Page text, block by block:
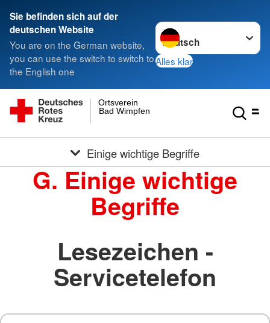
Sie befinden sich auf der
deutschen Website
You are on the German website,
you can use the switch to switch to
the English one
Sprache wechseln zu
Alles klar
Bad Wimpfen
Ortsverein
Einige wichtige Begriffe
G. Einige wichtige
Begriffe
Lesezeichen -
Servicetelefon